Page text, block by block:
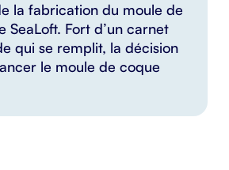
la fabrication du moule de
SeaLoft. Fort d’un carnet
qui se remplit, la décision
le moule de coque